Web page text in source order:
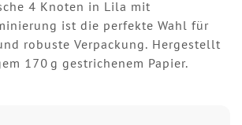
4 Knoten in Lila mit
ist die perfekte Wahl für
robuste Verpackung. Hergestellt
170 g gestrichenem Papier.